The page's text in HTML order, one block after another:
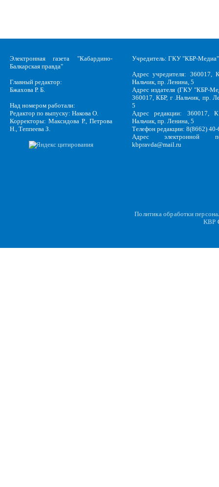
Электронная газета "Кабардино-
Балкарская правда"
Главный редактор:
Бжахова Р. Б.
Над номером работали:
Редактор по выпуску: Накова О.
Корректоры: Максидова Р., Петрова
Н., Теппеева З.
Учредитель: ГКУ "КБР-Медиа"
Адрес учредителя: 360017,
Нальчик, пр. Ленина, 5
Адрес издателя (ГКУ "КБР-
360017, КБР, г .Нальчик, пр.
5
Адрес редакции: 360017,
Нальчик, пр. Ленина, 5
Телефон редакции: 8(8662)
Адрес электронной
kbpravda@mail.ru
Политика обработки
KBP